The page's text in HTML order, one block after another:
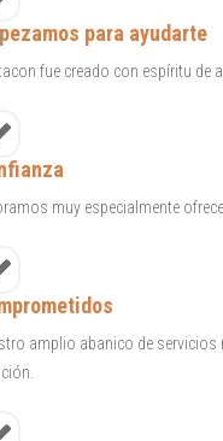
para ayudarte
fue creado con espíritu
muy especialmente
amplio abanico de